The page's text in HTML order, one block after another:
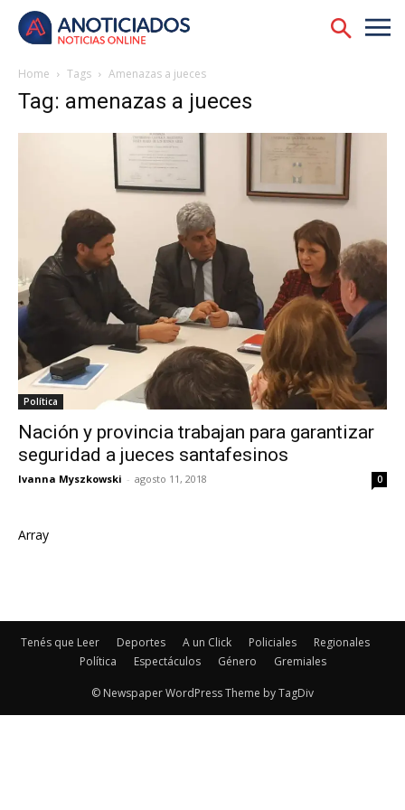
Home Tags Amenazas a jueces
Tag: amenazas a jueces
Política
Nación y provincia trabajan para garantizar
seguridad a jueces santafesinos
Ivanna Myszkowski - agosto 11, 2018 0
Array
Tenés que Leer Deportes A un Click Policiales
Regionales
Política
Espectáculos Género Gremiales
© Newspaper WordPress Theme by TagDiv